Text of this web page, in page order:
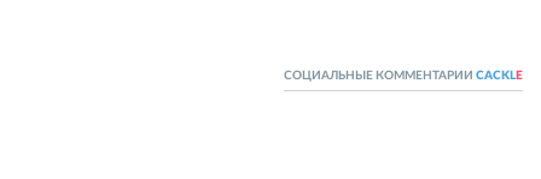
СОЦИАЛЬНЫЕ КОММЕНТАРИИ CACKL E